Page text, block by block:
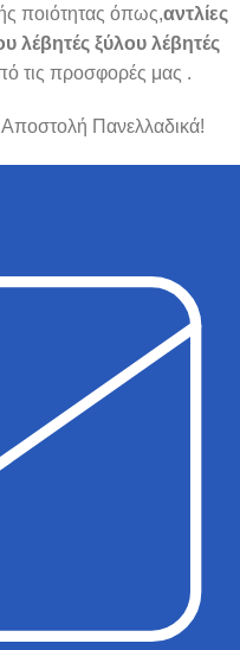
ποιότητας όπως,αντλίες
λέβητές ξύλου λέβητές
τις προσφορές μας .
Πανελλαδικά!